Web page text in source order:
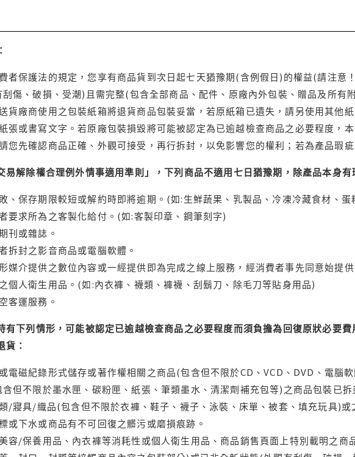
者保護法的規定，您享有商品貨到次日起七天猶豫期(含例假日)的權益(請注意
傷、破損、受潮)且需完整(包含全部商品、配件、原廠內外包裝、贈品及所有
貨廠商使用之包裝紙箱將退貨商品包裝妥當，若原紙箱已遺失，請另使用其他
張或書寫文字。若原廠包裝損毀將可能被認定為已逾越檢查商品之必要程度，
您先確認商品正確、外觀可接受，再行拆封，以免影響您的權利；若為產品瑕
易解除權合理例外情事適用準則」，下列商品不適用七日猶豫期，除產品本身有
、保存期限較短或解約時即將逾期。(如:生鮮蔬果、乳製品、冷凍冷藏食材、蛋
要求所為之客製化給付。(如:客製印章、鋼筆刻字)
刊或雜誌。
拆封之影音商品或電腦軟體。
媒介提供之數位內容或一經提供即為完成之線上服務，經消費者事先同意始提
個人衛生用品。(如:內衣褲、襪類、褲襪、刮鬍刀、除毛刀等貼身用品)
客運服務。
有下列情形，可能被認定已逾越檢查商品之必要程度而須負擔為回復原狀必要
貨：
電磁紀錄形式儲存或著作權相關之商品(包含但不限於CD、VCD、DVD、電腦
但不限於墨水匣、碳粉匣、紙張、筆類墨水、清潔劑補充包等)之商品包裝已
/寢具/織品(包含但不限於衣褲、鞋子、襪子、泳裝、床單、被套、填充玩具)
或下水或商品有不可回復之髒污或磨損痕跡。
容/保養用品、內衣褲等消耗性或個人衛生用品、商品銷售頁面上特別載明之